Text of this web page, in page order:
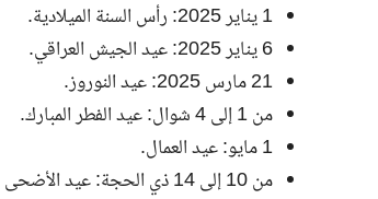
1 يناير 2025: رأس السنة الميلادية.
6 يناير 2025: عيد الجيش العراقي.
21 مارس 2025: عيد النوروز.
من 1 إلى 4 شوال: عيد الفطر المبارك.
1 مايو: عيد العمال.
من 10 إلى 14 ذي الحجة: عيد الأضحى المبارك.